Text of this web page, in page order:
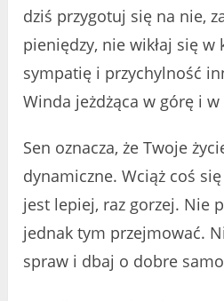
dziś przygotuj się na nie,
pieniędzy, nie wikłaj się w
sympatię i przychylność
Winda jeżdżąca w górę i w
Sen oznacza, że Twoje
dynamiczne. Wciąż coś
jest lepiej, raz gorzej. Nie
jednak tym przejmować.
spraw i dbaj o dobre